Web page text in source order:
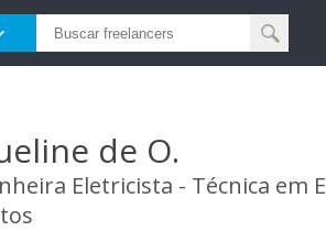
de O.
Eletricista - Técnica em